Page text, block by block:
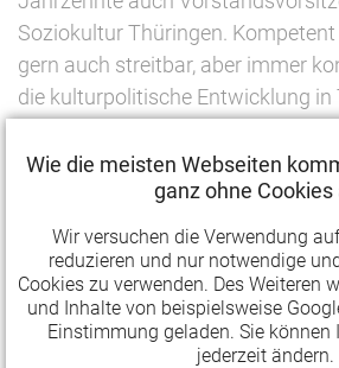
Soziokultur Thüringen.
gern auch streitbar, aber immer
die kulturpolitische Entwicklung in
Den beruflichen Ausstieg der
einfach. In Böhlen ist der
jahrelanger Bemühungen – und
hoffnungsvollen Ansatzes im
Pandemie – letztlich leider nicht
Wie die meisten Webseiten
ganz ohne Cookies
Wir versuchen die Verwendung
reduzieren und nur notwendige
Cookies zu verwenden. Des Weiteren
und Inhalte von beispielsweise
Einstimmung geladen. Sie können
jederzeit ändern.